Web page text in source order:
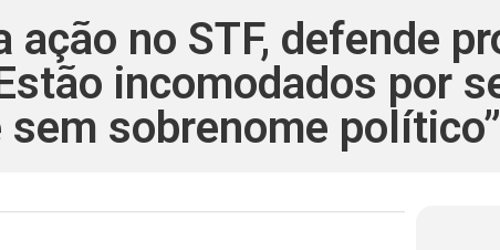
ação no STF, defende
incomodados por
sobrenome político”